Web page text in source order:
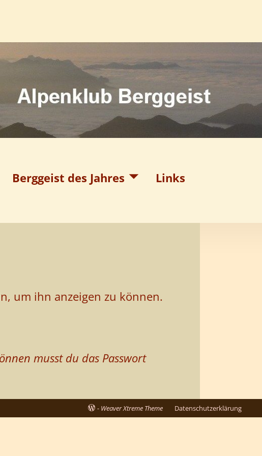
Berggeist des Jahres
Links
um ihn anzeigen zu können.
musst du das Passwort
- Weaver Xtreme Theme Datenschutzerklärung